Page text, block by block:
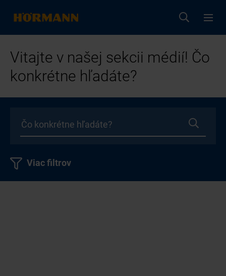
Vitajte v našej sekcii médií! Čo
konkrétne hľadáte?
Viac filtrov